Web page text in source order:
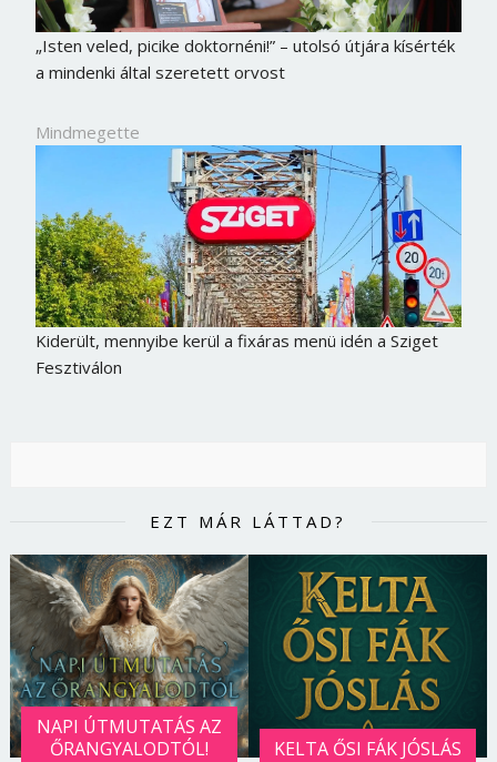
„Isten veled, picike doktornéni!” – utolsó útjára kísérték
a mindenki által szeretett orvost
Mindmegette
Kiderült, mennyibe kerül a fixáras menü idén a Sziget
Fesztiválon
EZT MÁR LÁTTAD?
NAPI ÚTMUTATÁS AZ
ŐRANGYALODTÓL!
KELTA ŐSI FÁK JÓSLÁS